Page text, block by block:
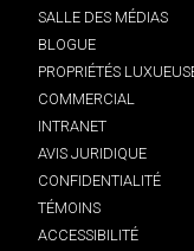
SALLE DES MÉDIAS
BLOGUE
PROPRIÉTÉS
COMMERCIAL
INTRANET
AVIS JURIDIQUE
CONFIDENTIALITÉ
TÉMOINS
ACCESSIBILITÉ